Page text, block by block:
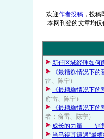
欢迎作者投稿 ，投
本网刊登的文章均
新任区域经理如何
《最糟糕情况下的
雷、陈宁）
《最糟糕情况下
俞雷、陈宁）
《最糟糕情况下
者：俞雷、陈宁）
成长的力量－－销
当马得其遭遇“最糟